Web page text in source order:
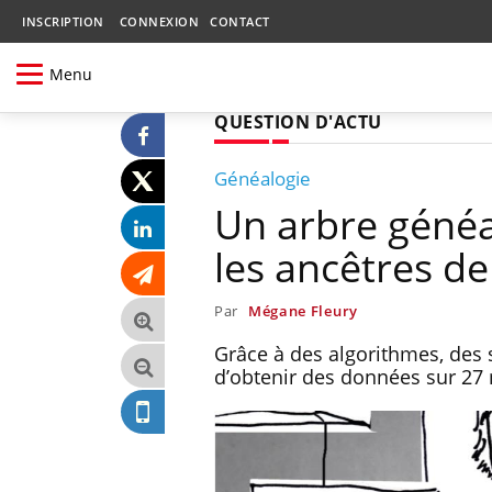
INSCRIPTION CONNEXION CONTACT
Menu
QUESTION D'ACTU
Généalogie
Un arbre
les ancêtres
Par Mégane Fleury
Grâce à des algorithmes,
d’obtenir des données sur